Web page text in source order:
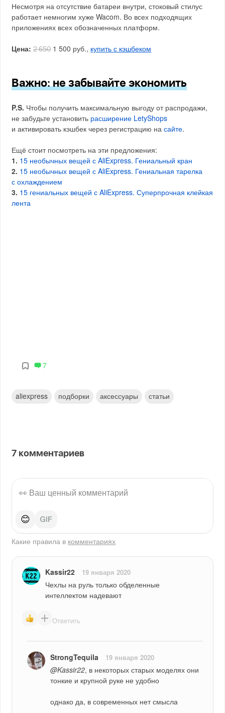
Несмотря на отсутствие батареи внутри, стоковый стилус
работает немногим хуже Wacom. Во всех подходящих
приложениях всех обозначенных платформ.
Цена: 2 6501 500 руб., купить с кэшбеком
Важно: не забывайте экономить
P.S. Чтобы получить максимальную выгоду от распродажи,
не забудьте установить расширение LetyShops
и активировать кэшбек через регистрацию насайте.
Ещё стоит посмотреть на эти предложения:
1. 15 необычных вещей с AliExpress. Гениальный кран
2. 15 необычных вещей с AliExpress. Гениальная тарелка
с охлаждением
3. 15 гениальных вещей с AliExpress. Суперпрочная клейкая
лента
7
aliexpress подборки аксессуары статьи
7 комментариев
😊
Какие правила в комментариях
Kassir22 19 января 2020
Чехлы на руль только обделенные
интеллектом надевают
Ответить
StrongTequila 19 января 2020
@Kassir22, в некоторых старых моделях они
тонкие и крупной руке не удобно
однако да, в современных нет смысла